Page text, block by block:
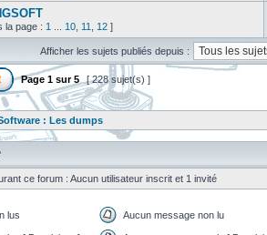
la page : 1 10 11 12 ]
Afficher les sujets publiés depuis :
Page 1 sur5 [ 228 sujet(s) ]
: Les dumps
ce forum : Aucun utilisateur inscrit et 1 invité
lus Aucun message non lu